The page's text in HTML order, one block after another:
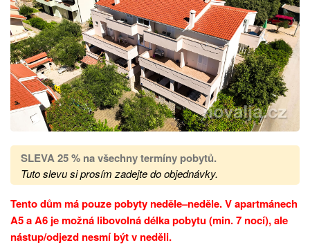
SLEVA 25 % na všechny termíny pobytů.
Tuto slevu si prosím zadejte do objednávky.
Tento dům má pouze pobyty neděle–neděle. V apartmánech
A5 a A6 je možná libovolná délka pobytu (min. 7 nocí), ale
nástup/odjezd nesmí být v neděli.